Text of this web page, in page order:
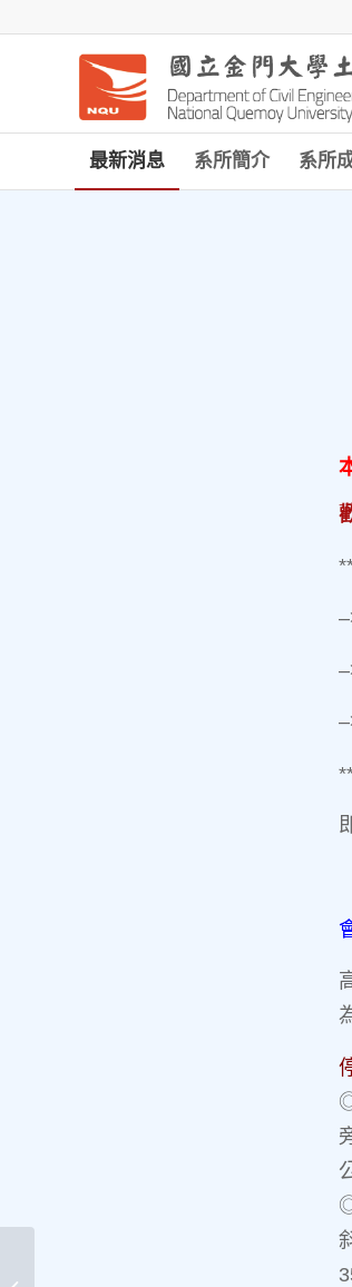
最新消息 系所簡介 系所